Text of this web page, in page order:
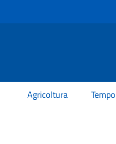
Agricoltura